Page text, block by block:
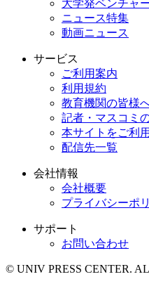
大学発ベンチャ
ニュース特集
動画ニュース
サービス
ご利用案内
利用規約
教育機関の皆様
記者・マスコミ
本サイトをご利
配信先一覧
会社情報
会社概要
プライバシーポ
サポート
お問い合わせ
© UNIV PRESS CENTER.